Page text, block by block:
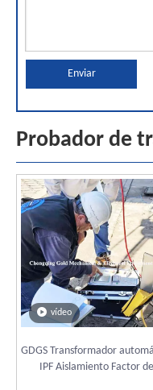
Enviar
Probador de
vídeo
GDGS Transformador
IPF Aislamiento Factor de